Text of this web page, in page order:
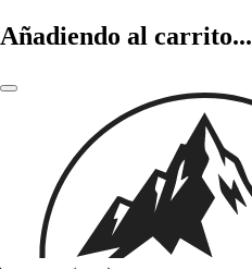
Añadiendo al carrito...